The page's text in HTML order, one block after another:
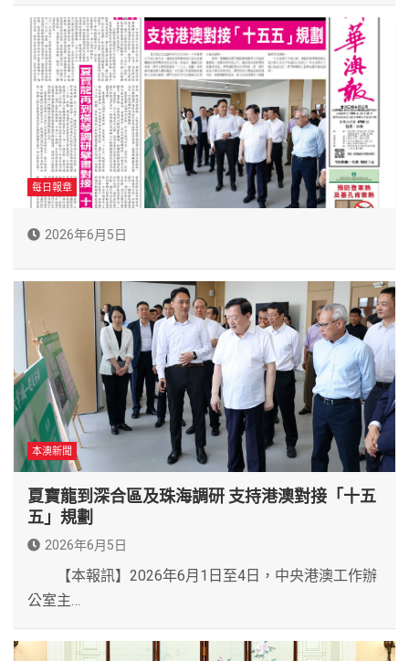
每日報章
2026年6月5日
本澳新聞
夏寶龍到深合區及珠海調研 支持港澳對接「十五
五」規劃
2026年6月5日
【本報訊】2026年6月1日至4日，中央港澳工作辦
公室主…